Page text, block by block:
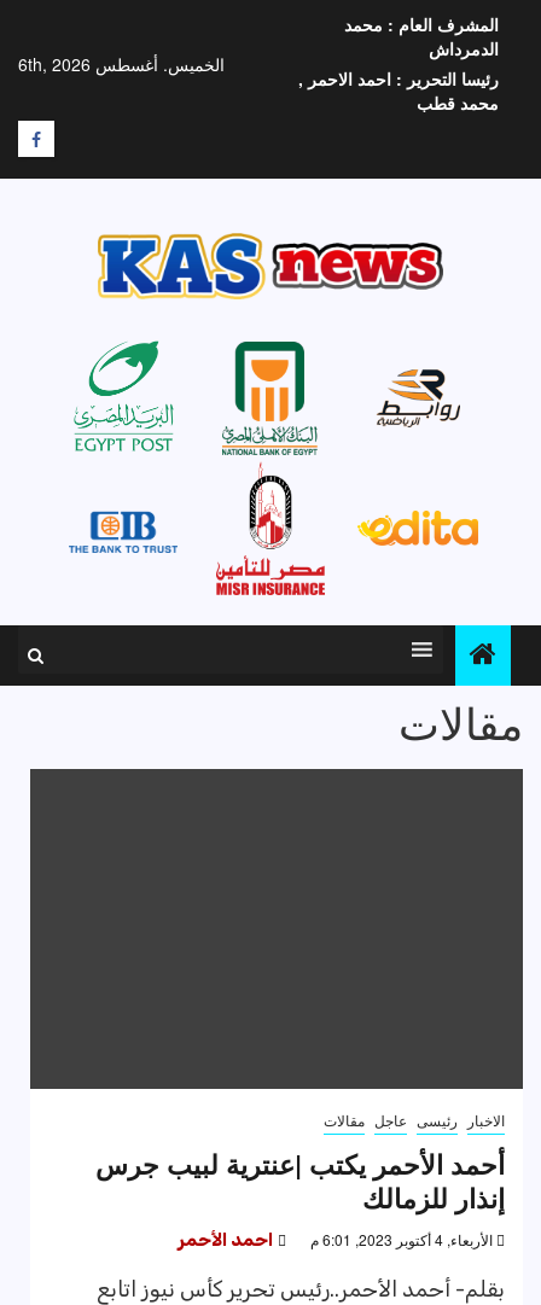
المحتوى
الخميس. أغسطس 6th, 2026
المشرف العام : محمد
الدمرداش
رئيسا التحرير : احمد الاحمر ,
محمد قطب
F
مقالات
الاخبار رئيسى عاجل مقالات
أحمد الأحمر يكتب |عنترية لبيب جرس
إنذار للزمالك
الأربعاء, 4 أكتوبر 2023, 6:01 م احمد الأحمر
بقلم- أحمد الأحمر..رئيس تحرير كأس نيوز اتابع